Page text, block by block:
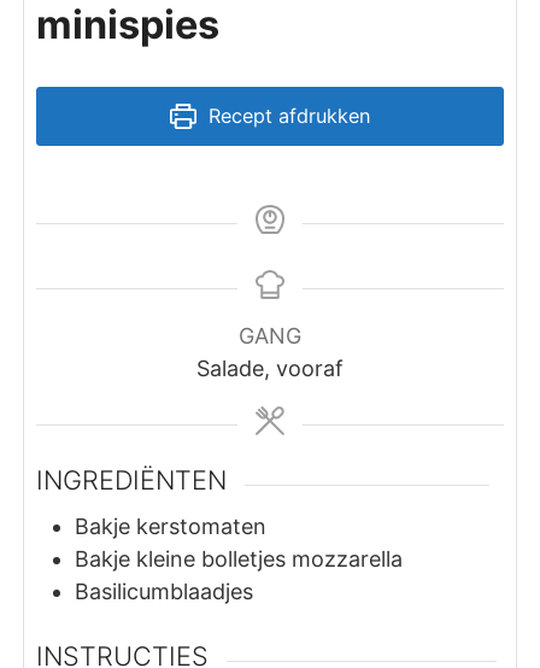
minispies
Recept afdrukken
GANG
Salade, vooraf
INGREDIËNTEN
Bakje kerstomaten
Bakje kleine bolletjes mozzarella
Basilicumblaadjes
INSTRUCTIES